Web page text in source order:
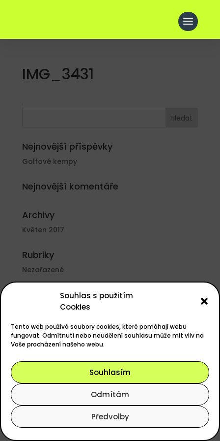
Souhlas s použitím
Cookies
Tento web používá soubory cookies, které pomáhají webu
fungovat. Odmítnutí nebo neudělení souhlasu může mít vliv na
Vaše procházení našeho webu.
Souhlasím
Odmítám
Předvolby
IMG_3431
Nejnovější příspěvky
Golfové kempy
Nejnovější komentáře
Archivy
Květen 2017
Rubriky
Nezařazené
Základní informace
Zdroj kanálů (příspěvky)
Kanál komentářů